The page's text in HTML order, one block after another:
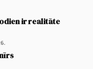
ir realitāte